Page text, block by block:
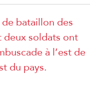
bataillon des
soldats ont
à l’est de
du pays.